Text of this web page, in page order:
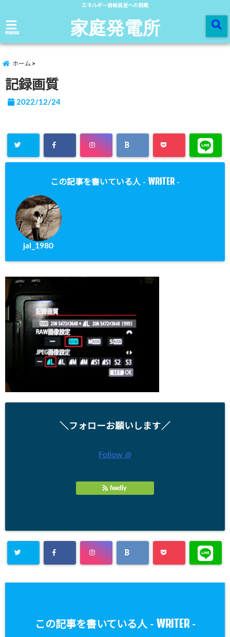
エネルギー自給自足への挑戦
menu 家庭発電所
ホーム
記録画質
2022/12/24
この記事を書いている人 - WRITER -
jal_1980
＼フォローお願いします／
Follow @
feedly
この記事を書いている人 - WRITER-